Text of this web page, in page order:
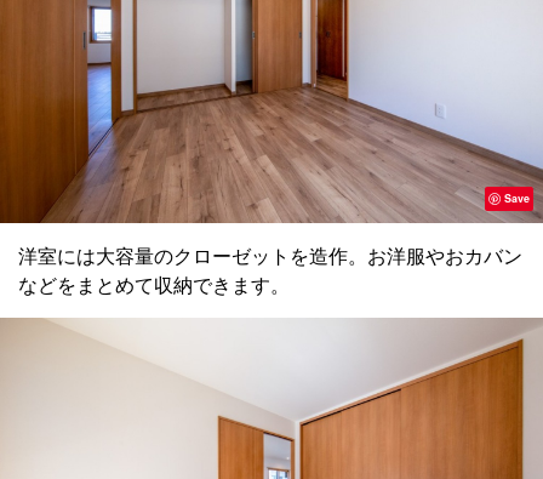
Save
洋室には大容量のクローゼットを造作。お洋服やおカバン
などをまとめて収納できます。